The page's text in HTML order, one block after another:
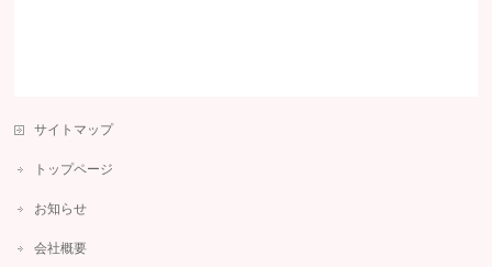
サイトマップ
トップページ
お知らせ
会社概要